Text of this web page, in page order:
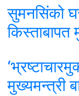
सुमनसिंको
मुख्यमन्त्री